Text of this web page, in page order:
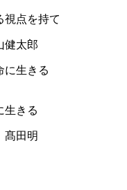
視点を持て
太郎
生きる
田明